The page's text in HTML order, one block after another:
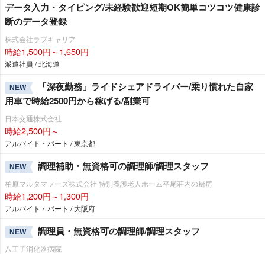
データ入力・タイピング/未経験歓迎短期OK簡単コツコツ健康診
断のデータ登録
株式会社ラブキャリア
時給1,500円～1,650円
派遣社員 / 北海道
NEW
「深夜勤務」ライドシェアドライバー/乗り慣れた自家
用車で時給2500円から稼げる/副業可
日本交通株式会社
時給2,500円～
アルバイト・パート / 東京都
NEW 調理補助・無資格可の調理師/調理スタッフ
柏原マルタマフーズ株式会社 特別養護老人ホーム平尾荘内の厨房
時給1,200円～1,300円
アルバイト・パート / 大阪府
NEW 調理員・無資格可の調理師/調理スタッフ
八王子消化器病院